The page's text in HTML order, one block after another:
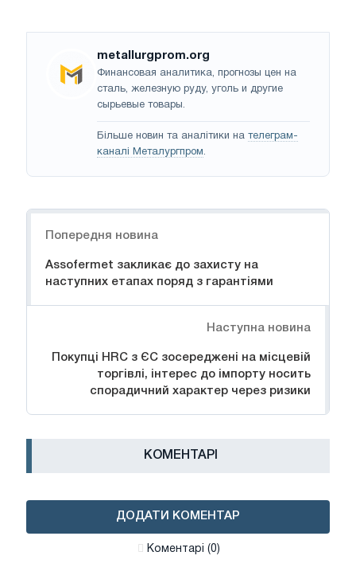
metallurgprom.org
Финансовая аналитика, прогнозы цен на
сталь, железную руду, уголь и другие
сырьевые товары.
Більше новин та аналітики на телеграм-
каналі Металургпром.
Попередня новина
Assofermet закликає до захисту на
наступних етапах поряд з гарантіями
Наступна новина
Покупці HRC з ЄС зосереджені на місцевій
торгівлі, інтерес до імпорту носить
спорадичний характер через ризики
КОМЕНТАРІ
ДОДАТИ КОМЕНТАР
Коментарі (0)